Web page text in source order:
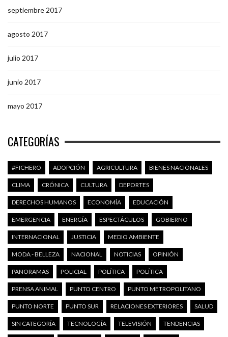
septiembre 2017
agosto 2017
julio 2017
junio 2017
mayo 2017
CATEGORÍAS
#FICHERO ADOPCIÓN AGRICULTURA BIENES NACIONALES
CLIMA CRÓNICA CULTURA DEPORTES
DERECHOS HUMANOS ECONOMÍA EDUCACIÓN
EMERGENCIA ENERGÍA ESPECTÁCULOS GOBIERNO
INTERNACIONAL JUSTICIA MEDIO AMBIENTE
MODA - BELLEZA NACIONAL NOTICIAS OPINIÓN
PANORAMAS POLICIAL POLÍTICA POLÍTICA
PRENSA ANIMAL PUNTO CENTRO PUNTO METROPOLITANO
PUNTO NORTE PUNTO SUR RELACIONES EXTERIORES SALUD
SIN CATEGORÍA TECNOLOGÍA TELEVISIÓN TENDENCIAS